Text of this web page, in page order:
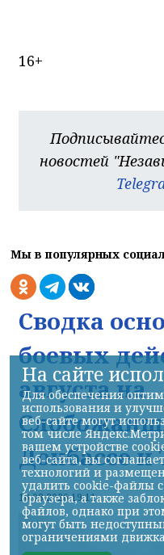
16+
новостей
Мы в популярных
Сводка
боевых
августа на
Донбассе и
10.08.2026 19:11
На сайте
Для обеспечения
использования и
веб-сайте могут
том числе
вашем устройстве
веб-сайта, вы
технологий и
удалить cookie-файлы с
браузера, а также
файлов, однако при
могут быть
ограничениями